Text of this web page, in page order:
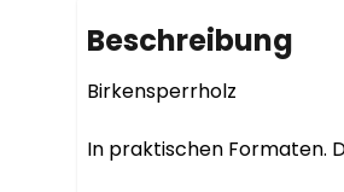
Beschreibung
Birkensperrholz
In praktischen Formaten.